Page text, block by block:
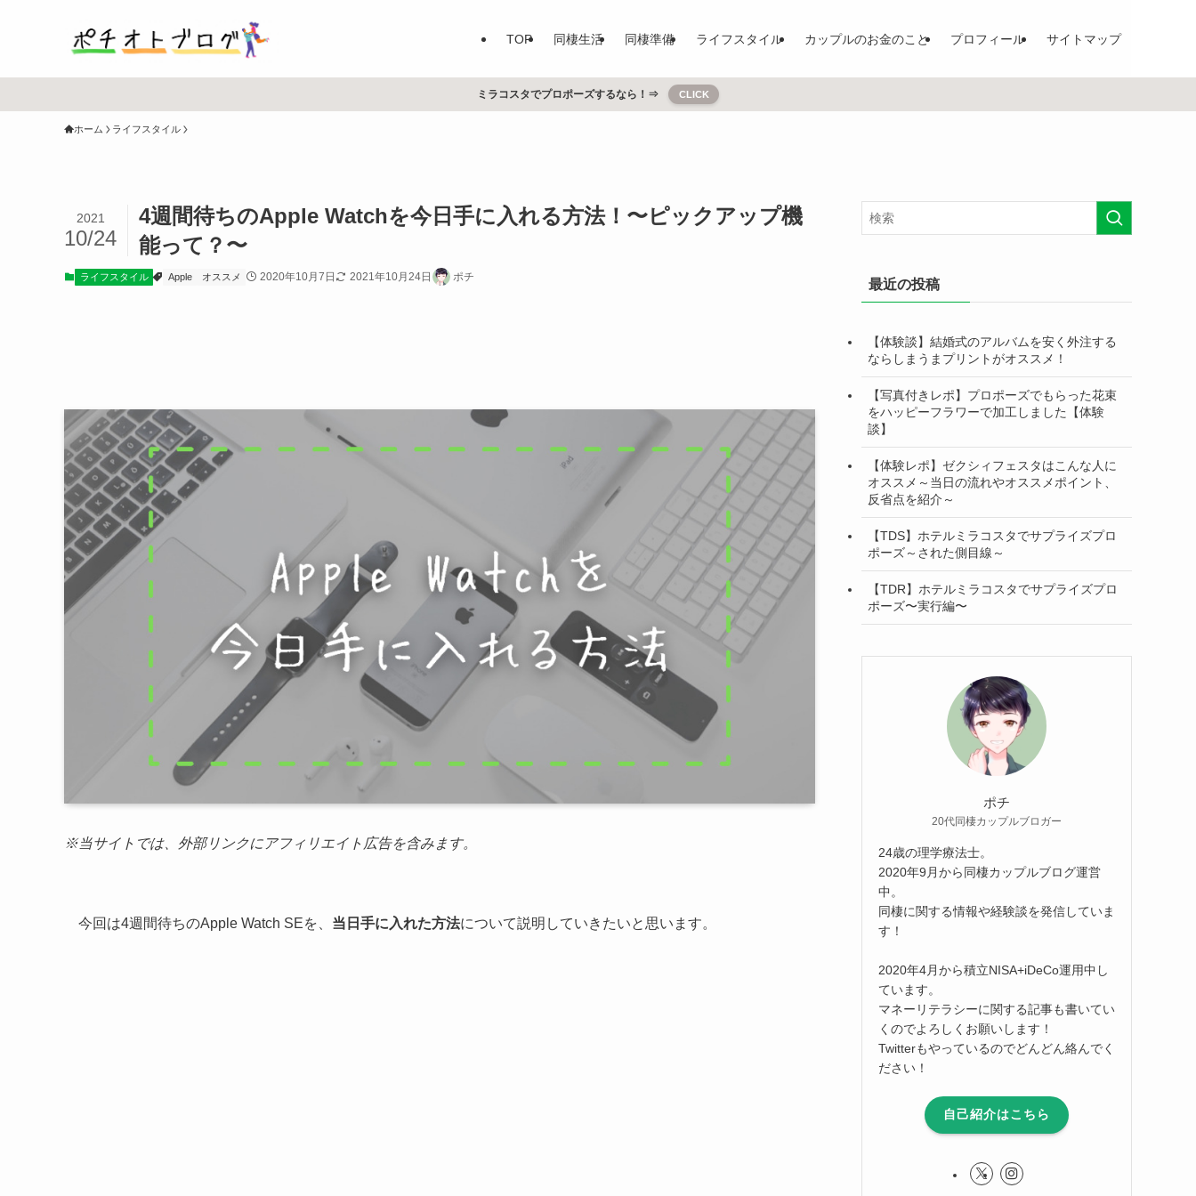
TOP 同棲生活 同棲準備 ライフスタイル カップルのお金のこと プロフィール サイトマップ
ミラコスタでプロポーズするなら！⇒ CLICK
ホーム ライフスタイル
4週間待ちのApple Watchを今日手に入れる方法！〜ピックアップ機
能って？〜
2021
10/24
ライフスタイル Apple オススメ 2020年10月7日 2021年10月24日 ポチ
※当サイトでは、外部リンクにアフィリエイト広告を含みます。
今回は4週間待ちのApple Watch SEを、 当日手に入れた方法について説明していきたいと思います。
最近の投稿
【体験談】結婚式のアルバムを安く外注する
ならしまうまプリントがオススメ！
【写真付きレポ】プロポーズでもらった花束
をハッピーフラワーで加工しました【体験
談】
【体験レポ】ゼクシィフェスタはこんな人に
オススメ～当日の流れやオススメポイント、
反省点を紹介～
【TDS】ホテルミラコスタでサプライズプロ
ポーズ～された側目線～
【TDR】ホテルミラコスタでサプライズプロ
ポーズ〜実行編〜
ポチ
20代同棲カップルブロガー
24歳の理学療法士。
2020年9月から同棲カップルブログ運営
中。
同棲に関する情報や経験談を発信していま
す！
2020年4月から積立NISA+iDeCo運用中し
ています。
マネーリテラシーに関する記事も書いてい
くのでよろしくお願いします！
Twitterもやっているのでどんどん絡んでく
ださい！
自己紹介はこちら